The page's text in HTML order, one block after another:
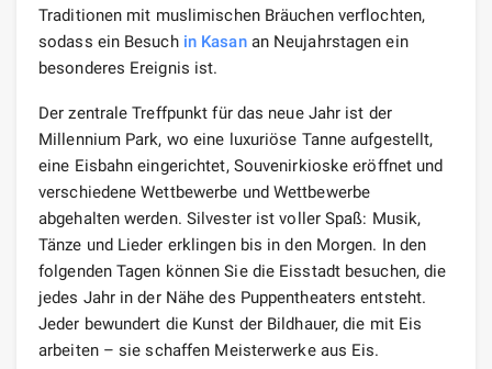
Traditionen mit muslimischen Bräuchen verflochten,
sodass ein Besuch in Kasanan Neujahrstagen ein
besonderes Ereignis ist.
Der zentrale Treffpunkt für das neue Jahr ist der
Millennium Park, wo eine luxuriöse Tanne aufgestellt,
eine Eisbahn eingerichtet, Souvenirkioske eröffnet und
verschiedene Wettbewerbe und Wettbewerbe
abgehalten werden. Silvester ist voller Spaß: Musik,
Tänze und Lieder erklingen bis in den Morgen. In den
folgenden Tagen können Sie die Eisstadt besuchen, die
jedes Jahr in der Nähe des Puppentheaters entsteht.
Jeder bewundert die Kunst der Bildhauer, die mit Eis
arbeiten – sie schaffen Meisterwerke aus Eis.